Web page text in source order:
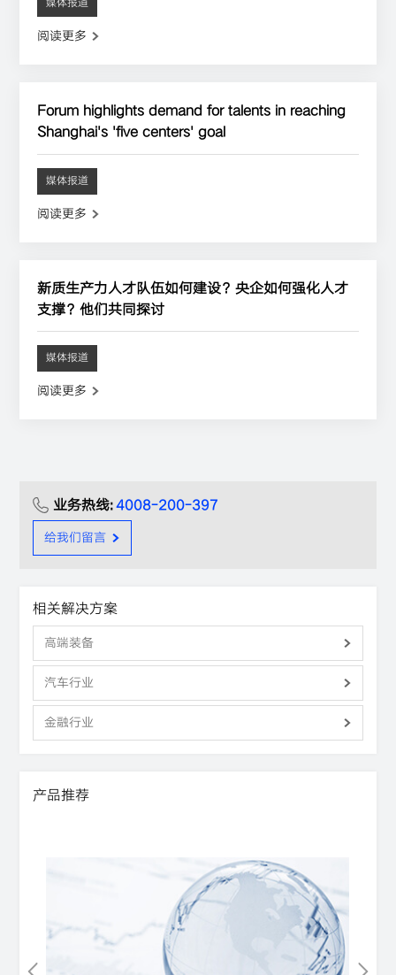
媒体报道
阅读更多
Forum highlights demand for talents in reaching
Shanghai's 'five centers' goal
媒体报道
阅读更多
新质生产力人才队伍如何建设？央企如何强化人才
支撑？他们共同探讨
媒体报道
阅读更多
业务热线:4008-200-397
给我们留言
相关解决方案
高端装备
汽车行业
金融行业
产品推荐